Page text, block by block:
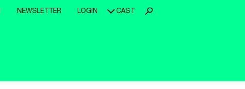
NEWSLETTER LOGIN CAST